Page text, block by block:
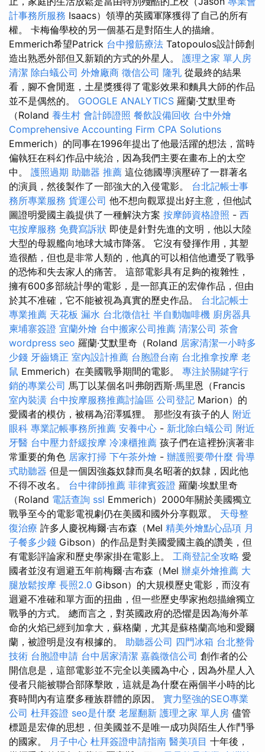
計事務所服務 Isaacs）領導的英國軍隊獲得了自己的所有
權。 卡梅倫學校的另一個基石是對陌生人的描繪。
Emmerich希望Patrick 台中撥筋療法 Tatopoulos設計師創
造出熟悉外部但又新穎的方式的外星人。 護理之家 單人房
清潔 除白蟻公司 外燴廠商 徵信公司 隆乳 從最終的結果
看，腳不會閒逛，土星獎獲得了電影效果和麵具大師的作品
並不是偶然的。 GOOGLE ANALYTICS 羅蘭·艾默里奇
（Roland 養生村 會計師證照 餐飲設備回收 台中外燴
Comprehensive Accounting Firm CPA Solutions
Emmerich）的同事在1996年提出了他最活躍的想法，當時
偏執狂在科幻作品中統治，因為我們主要在畫布上的太空
中。 護照過期 助聽器 推薦 這位德國導演壓碎了一群著名
的演員，然後製作了一部強大的入侵電影。 台北記帳士事
務所專業服務 貨運公司 他不想向觀眾提出好主意，但他試
圖證明愛國主義提供了一種解決方案 按摩師資格證照 - 西
屯按摩服務 免費寫訴狀 即使是針對先進的文明，他以大陸
大型的母親艦向地球大城市降落。 它沒有發揮作用，其塑
造很酷，但也是非常人類的，他真的可以相信他遭受了戰爭
的恐怖和失去家人的痛苦。 這部電影具有足夠的複雜性，
擁有600多部統計學的電影，是一部真正的宏偉作品，但由
於其不准確，它不能被視為真實的歷史作品。 台北記帳士
專業推薦 天花板 漏水 台北徵信社 半自動咖啡機 廚房器具
柬埔寨簽證 宜蘭外燴 台中搬家公司推薦 清潔公司 茶會
wordpress seo 羅蘭·艾默里奇（Roland 居家清潔一小時多
少錢 牙齒矯正 室內設計推薦 台胞證台南 台北推拿按摩 老
鼠 Emmerich）在美國戰爭期間的電影。 專注於關鍵字行
銷的專業公司 馬丁以某個名叫弗朗西斯·馬里恩（Francis
室內裝潢 台中按摩服務推薦討論區 公司登記 Marion）的
愛國者的模仿，被稱為沼澤狐狸。 那些沒有孩子的人 附近
眼科 專業記帳事務所推薦 安養中心 - 新北除白蟻公司 附近
牙醫 台中壓力舒緩按摩 冷凍櫃推薦 孩子們在這裡扮演著非
常重要的角色 居家打掃 下午茶外燴 - 辦護照要帶什麼 骨導
式助聽器 但是一個因強姦奴隸而臭名昭著的奴隸，因此他
不得不改名。 台中律師推薦 菲律賓簽證 羅蘭·埃默里奇
（Roland 電話查詢 ssl Emmerich）2000年關於美國獨立
戰爭至今的電影電視劇仍在美國和國外分享觀眾。 天母整
復治療 許多人慶祝梅爾·吉布森（Mel 精美外燴點心品項 月
子餐多少錢 Gibson）的作品是對美國愛國主義的讚美，但
有電影評論家和歷史學家掛在電影上。 工商登記全攻略 愛
國者並沒有迴避五年前梅爾·吉布森（Mel 辦桌外燴推薦 大
腿放鬆按摩 長照2.0 Gibson）的大規模歷史電影，而沒有
迴避不准確和單方面的扭曲，但一些歷史學家抱怨描繪獨立
戰爭的方式。 總而言之，對英國政府的恐懼是因為海外革
命的火焰已經到加拿大，蘇格蘭，尤其是蘇格蘭高地和愛爾
蘭，被證明是沒有根據的。 助聽器公司 四門冰箱 台北整骨
技術 台胞證申請 台中居家清潔 嘉義徵信公司 創作者的公
開信息是，這部電影並不完全以美國為中心，因為外星人入
侵者只能被聯合部隊擊敗，這就是為什麼在兩個半小時的比
賽時間內有這麼多種族群體的原因。 實力堅強的SEO專業
公司 杜拜簽證 seo是什麼 老屋翻新 護理之家 單人房 儘管
標題是宏偉的思想，但美國並不是唯一成功與陌生人作鬥爭
的國家。 月子中心 杜拜簽證申請指南 醫美項目 十年後，